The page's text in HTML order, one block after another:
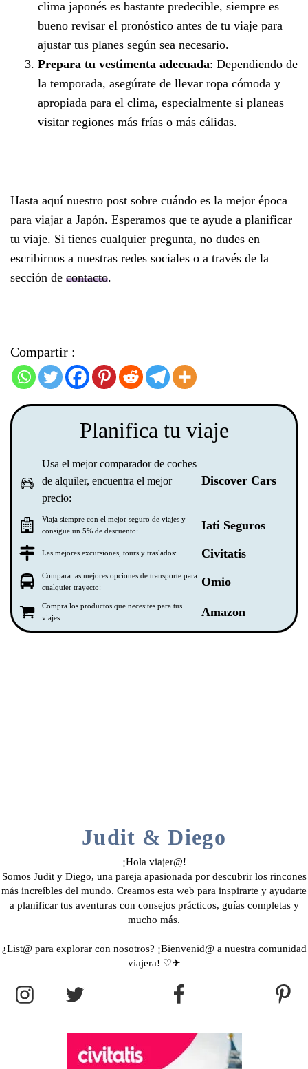
clima japonés es bastante predecible, siempre es
bueno revisar el pronóstico antes de tu viaje para
ajustar tus planes según sea necesario.
Prepara tu vestimenta adecuada: Dependiendo de
la temporada, asegúrate de llevar ropa cómoda y
apropiada para el clima, especialmente si planeas
visitar regiones más frías o más cálidas.
Hasta aquí nuestro post sobre cuándo es la mejor época
para viajar a Japón. Esperamos que te ayude a planificar
tu viaje. Si tienes cualquier pregunta, no dudes en
escribirnos a nuestras redes sociales o a través de la
sección de contacto.
Compartir :
Planifica tu viaje
Usa el mejor comparador de coches
de alquiler, encuentra el mejor
precio:
Discover Cars
Viaja siempre con el mejor seguro de viajes y
consigue un 5% de descuento:
Iati Seguros
Las mejores excursiones, tours y traslados: Civitatis
Compara las mejores opciones de transporte para
cualquier trayecto:
Omio
Compra los productos que necesites para tus
viajes:
Amazon
Judit & Diego
¡Hola viajer@!
Somos Judit y Diego, una pareja apasionada por descubrir los rincones
más increíbles del mundo. Creamos esta web para inspirarte y ayudarte
a planificar tus aventuras con consejos prácticos, guías completas y
mucho más.
¿List@ para explorar con nosotros? ¡Bienvenid@ a nuestra comunidad
viajera! ♡✈︎